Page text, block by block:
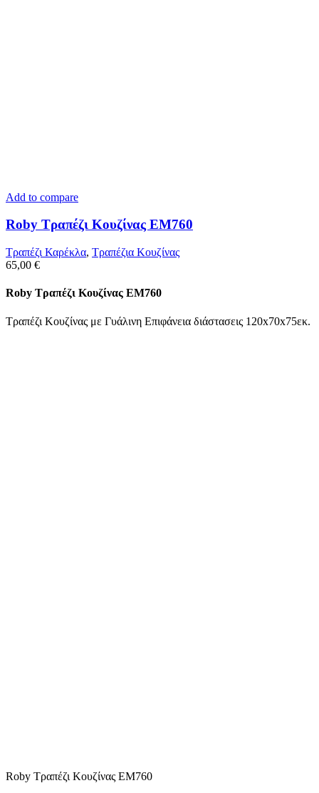
Add to compare
Roby Τραπέζι Κουζίνας ΕΜ760
Τραπέζι Καρέκλα, Tραπέζια Κουζίνας
65,00 €
Roby Τραπέζι Κουζίνας ΕΜ760
Τραπέζι Κουζίνας με Γυάλινη Επιφάνεια διάστασεις 120x70x75εκ.
Roby Τραπέζι Κουζίνας ΕΜ760